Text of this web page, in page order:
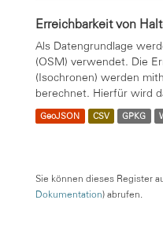
Erreichbarkeit von
Als Datengrundlage
(OSM) verwendet. Die
(Isochronen) werden
berechnet. Hierfür wird
GeoJSON CSV GPKG
Sie können dieses Register
Dokumentation) abrufen.